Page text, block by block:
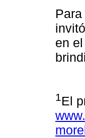
en
1El